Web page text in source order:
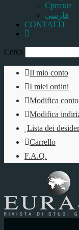
Српски
فارسی
CONTATTI
Cerca
Il mio conto
I miei ordini
Modifica conto
Modifica
Lista dei
Carrello
F.A.Q.